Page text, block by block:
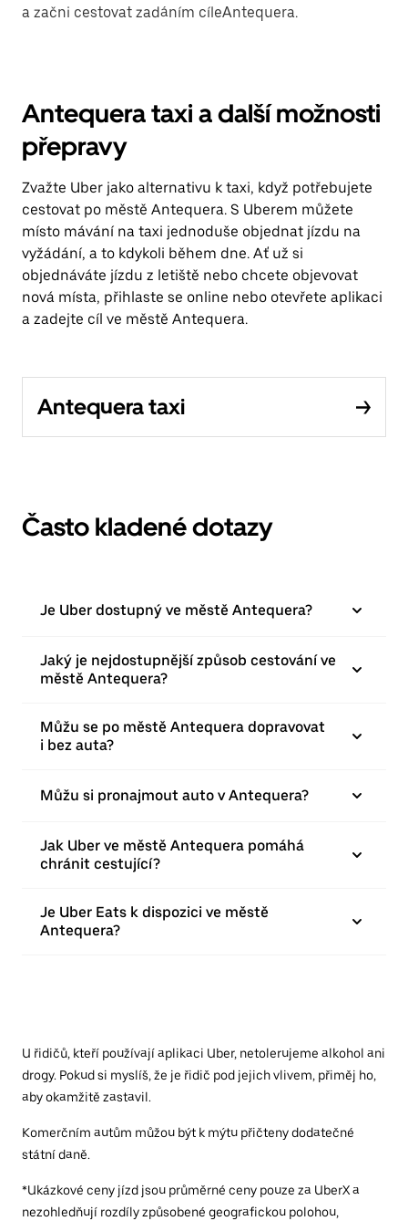
a začni cestovat zadáním cíleAntequera.
Antequera taxi a další možnosti
přepravy
Zvažte Uber jako alternativu k taxi, když potřebujete
cestovat po městě Antequera. S Uberem můžete
místo mávání na taxi jednoduše objednat jízdu na
vyžádání, a to kdykoli během dne. Ať už si
objednáváte jízdu z letiště nebo chcete objevovat
nová místa, přihlaste se online nebo otevřete aplikaci
a zadejte cíl ve městě Antequera.
Antequera taxi
Často kladené dotazy
Je Uber dostupný ve městě Antequera?
Jaký je nejdostupnější způsob cestování ve
městě Antequera?
Můžu se po městě Antequera dopravovat
i bez auta?
Můžu si pronajmout auto v Antequera?
Jak Uber ve městě Antequera pomáhá
chránit cestující?
Je Uber Eats k dispozici ve městě
Antequera?
U řidičů, kteří používají aplikaci Uber, netolerujeme alkohol ani
drogy. Pokud si myslíš, že je řidič pod jejich vlivem, přiměj ho,
aby okamžitě zastavil.
Komerčním autům můžou být k mýtu přičteny dodatečné
státní daně.
*Ukázkové ceny jízd jsou průměrné ceny pouze za UberX a
nezohledňují rozdíly způsobené geografickou polohou,